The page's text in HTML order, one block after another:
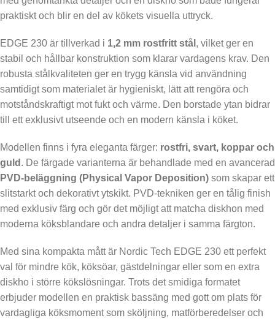
praktiskt och blir en del av kökets visuella uttryck.
EDGE 230 är tillverkad i 1,2 mm rostfritt stål , vilket ger en
stabil och hållbar konstruktion som klarar vardagens krav. Den
robusta stålkvaliteten ger en trygg känsla vid användning
samtidigt som materialet är hygieniskt, lätt att rengöra och
motståndskraftigt mot fukt och värme. Den borstade ytan bidrar
till ett exklusivt utseende och en modern känsla i köket.
Modellen finns i fyra eleganta färger: rostfri, svart, koppar och
guld . De färgade varianterna är behandlade med en avancerad
PVD-beläggning (Physical Vapor Deposition) som skapar ett
slitstarkt och dekorativt ytskikt. PVD-tekniken ger en tålig finish
med exklusiv färg och gör det möjligt att matcha diskhon med
moderna köksblandare och andra detaljer i samma färgton.
Med sina kompakta mått är Nordic Tech EDGE 230 ett perfekt
val för mindre kök, köksöar, gästdelningar eller som en extra
diskho i större kökslösningar. Trots det smidiga formatet
erbjuder modellen en praktisk bassäng med gott om plats för
vardagliga köksmoment som sköljning, matförberedelser och